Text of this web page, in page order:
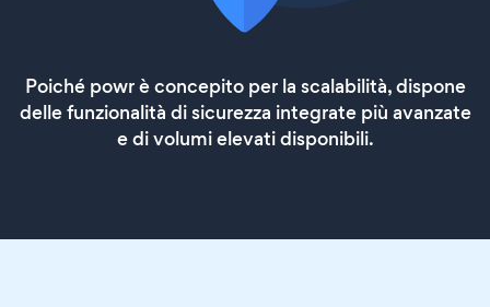
Poiché powr è concepito per la scalabilità, dispone
delle funzionalità di sicurezza integrate più avanzate
e di volumi elevati disponibili.